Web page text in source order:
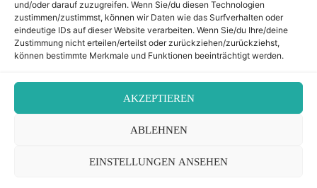
und/oder darauf zuzugreifen. Wenn Sie/du diesen Technologien
zustimmen/zustimmst, können wir Daten wie das Surfverhalten oder
eindeutige IDs auf dieser Website verarbeiten. Wenn Sie/du Ihre/deine
Zustimmung nicht erteilen/erteilst oder zurückziehen/zurückziehst,
können bestimmte Merkmale und Funktionen beeinträchtigt werden.
AKZEPTIEREN
ABLEHNEN
EINSTELLUNGEN ANSEHEN